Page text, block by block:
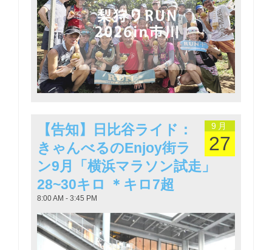
9月
27
【告知】日比谷ライド：
きゃんべるのEnjoy街ラ
ン9月「横浜マラソン試走」
28~30キロ ＊キロ7超
8:00 AM - 3:45 PM